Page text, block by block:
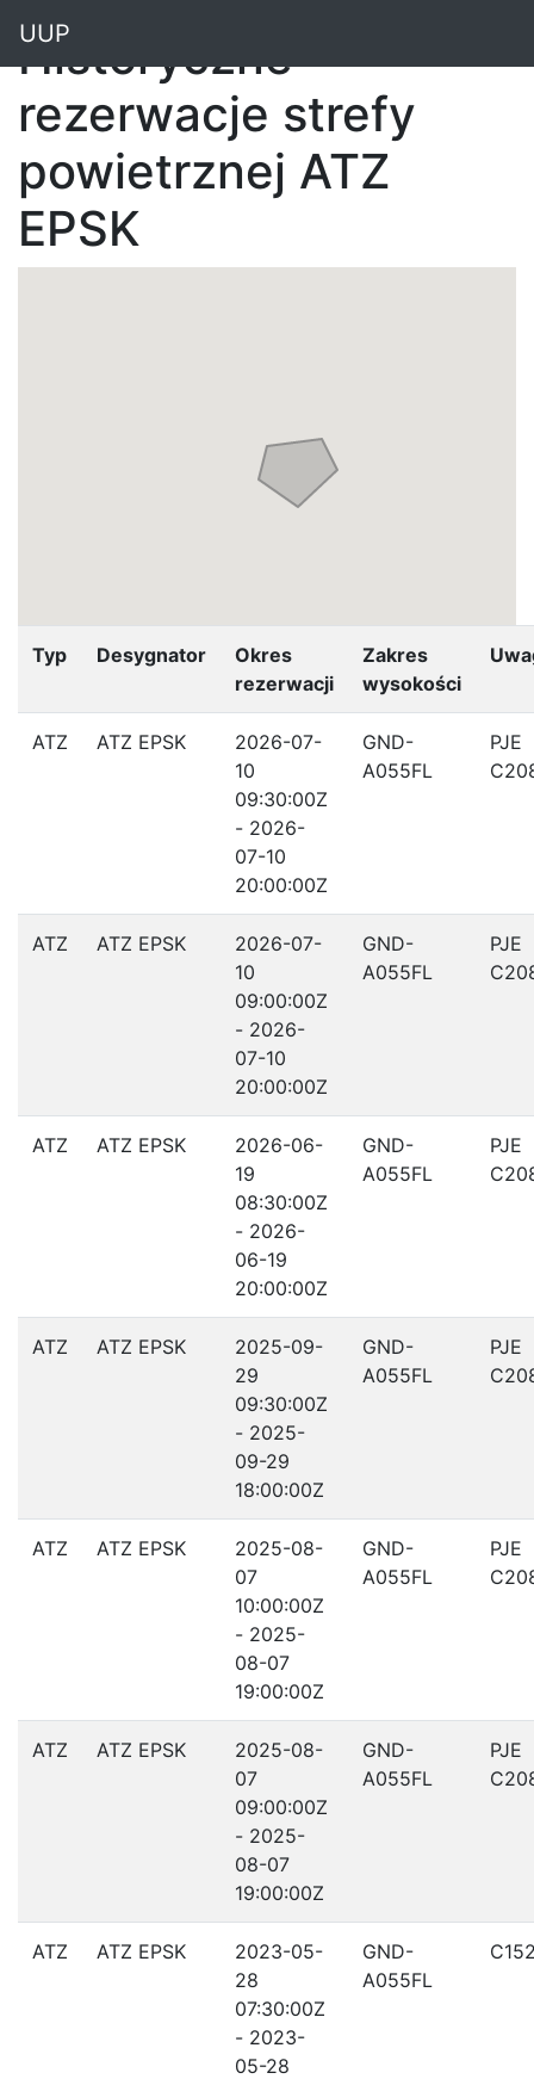
UUP
Historyczne
rezerwacje strefy
powietrznej ATZ
EPSK
Typ Desygnator
Okres
rezerwacji
Zakres
wysokości
ATZ ATZ EPSK
2026-07-
10
09:30:00Z
- 2026-
07-10
20:00:00Z
GND-
A055FL
PJE
ATZ ATZ EPSK
2026-07-
10
09:00:00Z
- 2026-
07-10
20:00:00Z
GND-
A055FL
PJE
ATZ ATZ EPSK
2026-06-
19
08:30:00Z
- 2026-
06-19
20:00:00Z
GND-
A055FL
PJE
ATZ ATZ EPSK
2025-09-
29
09:30:00Z
- 2025-
09-29
18:00:00Z
GND-
A055FL
PJE
ATZ ATZ EPSK
2025-08-
07
10:00:00Z
- 2025-
08-07
19:00:00Z
GND-
A055FL
PJE
ATZ ATZ EPSK
2025-08-
07
09:00:00Z
- 2025-
08-07
19:00:00Z
GND-
A055FL
PJE
ATZ ATZ EPSK
2023-05-
28
07:30:00Z
- 2023-
05-28
GND-
A055FL